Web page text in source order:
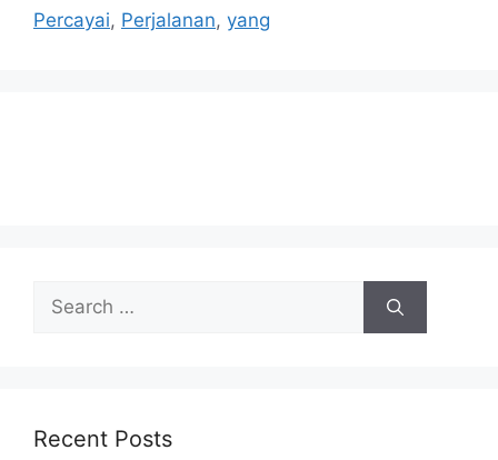
Percayai, Perjalanan, yang
Search
for:
Recent Posts